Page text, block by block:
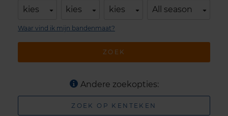
kies kies kies All season
ZOEK
Waar vind ik mijn bandenmaat?
Andere zoekopties:
ZOEK OP KENTEKEN